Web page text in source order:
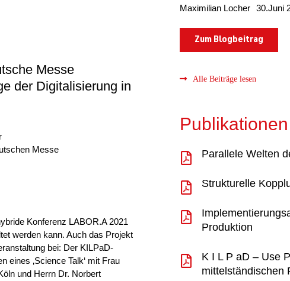
Messe
der Digitalisierung in
Messe
Konferenz LABOR.A 2021
werden kann. Auch das Projekt
bei: Der KILPaD-
eines ‚Science Talk‘ mit Frau
und Herrn Dr. Norbert
Maximilian Locher 30.Juni
Zum Blogbeitrag
Alle Beiträge lesen
Publikationen
Parallele Welten
Strukturelle
Produktion
K I L P aD – Use
mittelständischen